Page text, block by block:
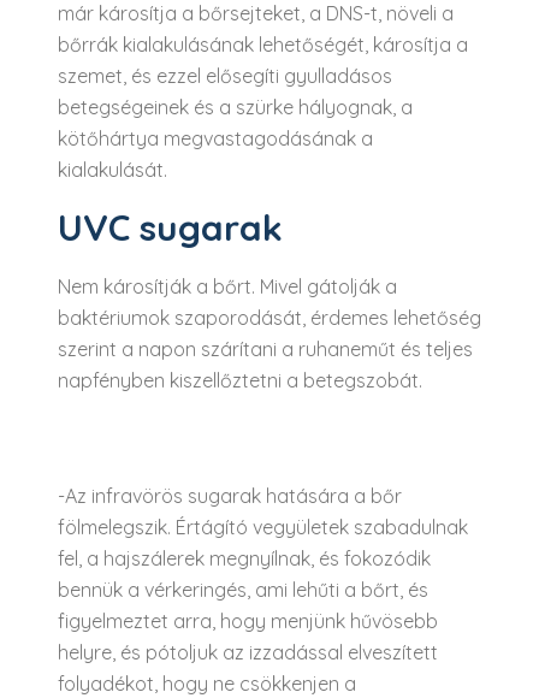
már károsítja a bőrsejteket, a DNS-t, növeli a
bőrrák kialakulásának lehetőségét, károsítja a
szemet, és ezzel elősegíti gyulladásos
betegségeinek és a szürke hályognak, a
kötőhártya megvastagodásának a
kialakulását.
UVC sugarak
Nem károsítják a bőrt. Mivel gátolják a
baktériumok szaporodását, érdemes lehetőség
szerint a napon szárítani a ruhaneműt és teljes
napfényben kiszellőztetni a betegszobát.
-Az infravörös sugarak hatására a bőr
fölmelegszik. Értágító vegyületek szabadulnak
fel, a hajszálerek megnyílnak, és fokozódik
bennük a vérkeringés, ami lehűti a bőrt, és
figyelmeztet arra, hogy menjünk hűvösebb
helyre, és pótoljuk az izzadással elveszített
folyadékot, hogy ne csökkenjen a